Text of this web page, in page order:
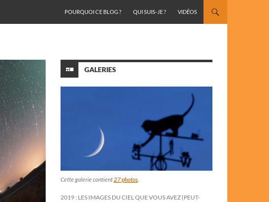
POURQUOI CE BLOG ?
QUI SUIS-JE ? VIDÉOS
GALERIES
Cette galerie contient27 photos.
2019 : LES IMAGES DU CIEL QUE VOUS AVEZ (PEUT-